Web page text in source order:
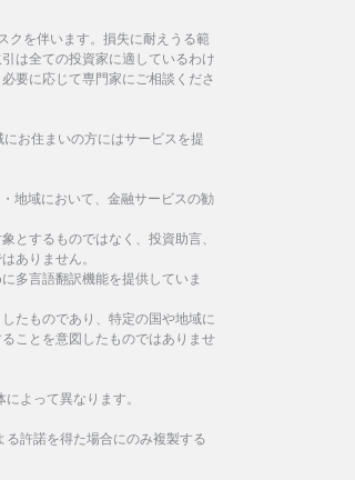
クを伴います。損失に耐えうる範
は全ての投資家に適しているわけ
要に応じて専門家にご相談くださ
お住まいの方にはサービスを提
地域において、金融サービスの勧
とするものではなく、投資助言、
ありません。
多言語翻訳機能を提供していま
たものであり、特定の国や地域に
ことを意図したものではありませ
よって異なります。
許諾を得た場合にのみ複製する